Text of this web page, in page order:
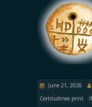
June 21, 2026
Certitudinea print